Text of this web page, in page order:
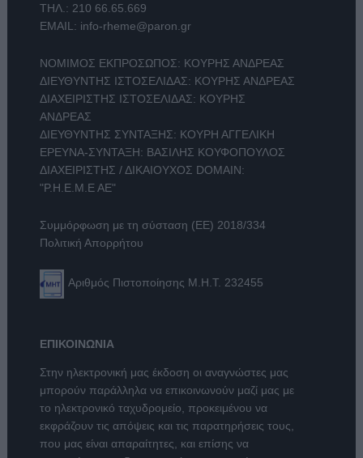
ΤΗΛ.: 210 66.65.669
EMAIL: info-rheme@paron.gr
ΝΟΜΙΜΟΣ ΕΚΠΡΟΣΩΠΟΣ: ΚΟΥΡΗΣ ΑΝΔΡΕΑΣ
ΔΙΕΥΘΥΝΤΗΣ ΙΣΤΟΣΕΛΙΔΑΣ: ΚΟΥΡΗΣ ΑΝΔΡΕΑΣ
ΔΙΑΧΕΙΡΙΣΤΗΣ ΙΣΤΟΣΕΛΙΔΑΣ: ΚΟΥΡΗΣ
ΑΝΔΡΕΑΣ
ΔΙΕΥΘΥΝΤΗΣ ΣΥΝΤΑΞΗΣ: ΚΟΥΡΗ ΑΓΓΕΛΙΚΗ
ΕΡΕΥΝΑ-ΣΥΝΤΑΞΗ: ΒΑΣΙΛΗΣ ΚΟΥΦΟΠΟΥΛΟΣ
ΔΙΑΧΕΙΡΙΣΤΗΣ / ΔΙΚΑΙΟΥΧΟΣ DOMAIN:
"Ρ.Η.Ε.Μ.Ε ΑΕ"
Συμμόρφωση με τη σύσταση (ΕΕ) 2018/334
Πολιτική Απορρήτου
Αριθμός Πιστοποίησης Μ.Η.Τ. 232455
ΕΠΙΚΟΙΝΩΝΙΑ
Στην ηλεκτρονική μας έκδοση οι αναγνώστες μας
μπορούν παράλληλα να επικοινωνούν μαζί μας με
το ηλεκτρονικό ταχυδρομείο, προκειμένου να
εκφράζουν τις απόψεις και τις παρατηρήσεις τους,
που μας είναι απαραίτητες, και επίσης να